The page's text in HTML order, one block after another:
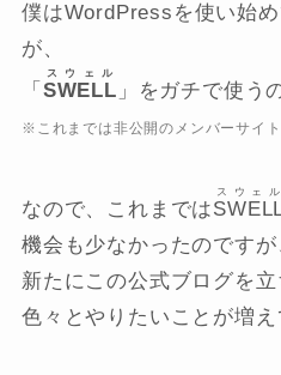
僕はWordPressを使い始
が、
「 SWELL
スウェル
」をガチで使う
※これまでは非公開のメンバーサイ
なので、これまでは
スウェル
機会も少なかったのですが
新たにこの公式ブログを立
色々とやりたいことが増え